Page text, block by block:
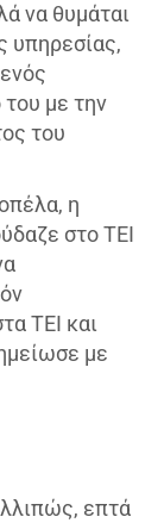
να θυμάται
υπηρεσίας,
του με την
του
η
στο ΤΕΙ
ΤΕΙ και
με
επτά